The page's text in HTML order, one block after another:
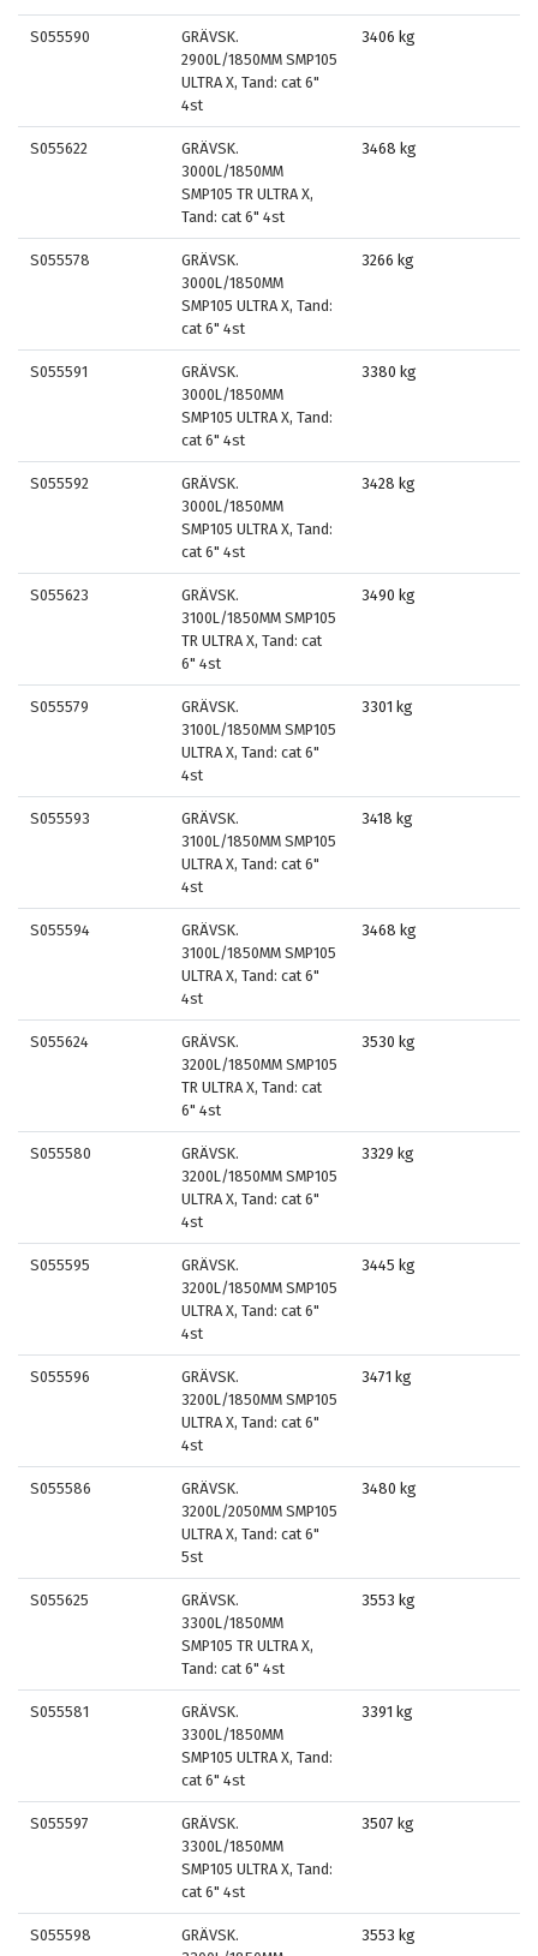
S055590
GRÄVSK.
2900L/1850MM SMP105
ULTRA X, Tand: cat 6"
4st
3406 kg
S055622
GRÄVSK.
3000L/1850MM
SMP105 TR ULTRA X,
Tand: cat 6" 4st
3468 kg
S055578
GRÄVSK.
3000L/1850MM
SMP105 ULTRA X, Tand:
cat 6" 4st
3266 kg
S055591
GRÄVSK.
3000L/1850MM
SMP105 ULTRA X, Tand:
cat 6" 4st
3380 kg
S055592
GRÄVSK.
3000L/1850MM
SMP105 ULTRA X, Tand:
cat 6" 4st
3428 kg
S055623
GRÄVSK.
3100L/1850MM SMP105
TR ULTRA X, Tand: cat
6" 4st
3490 kg
S055579
GRÄVSK.
3100L/1850MM SMP105
ULTRA X, Tand: cat 6"
4st
3301 kg
S055593
GRÄVSK.
3100L/1850MM SMP105
ULTRA X, Tand: cat 6"
4st
3418 kg
S055594
GRÄVSK.
3100L/1850MM SMP105
ULTRA X, Tand: cat 6"
4st
3468 kg
S055624
GRÄVSK.
3200L/1850MM SMP105
TR ULTRA X, Tand: cat
6" 4st
3530 kg
S055580
GRÄVSK.
3200L/1850MM SMP105
ULTRA X, Tand: cat 6"
4st
3329 kg
S055595
GRÄVSK.
3200L/1850MM SMP105
ULTRA X, Tand: cat 6"
4st
3445 kg
S055596
GRÄVSK.
3200L/1850MM SMP105
ULTRA X, Tand: cat 6"
4st
3471 kg
S055586
GRÄVSK.
3200L/2050MM SMP105
ULTRA X, Tand: cat 6"
5st
3480 kg
S055625
GRÄVSK.
3300L/1850MM
SMP105 TR ULTRA X,
Tand: cat 6" 4st
3553 kg
S055581
GRÄVSK.
3300L/1850MM
SMP105 ULTRA X, Tand:
cat 6" 4st
3391 kg
S055597
GRÄVSK.
3300L/1850MM
SMP105 ULTRA X, Tand:
cat 6" 4st
3507 kg
S055598
GRÄVSK.
3553 kg